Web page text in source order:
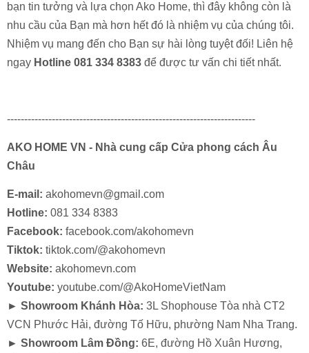
bạn tin tưởng và lựa chọn Ako Home, thì đây không còn là
nhu cầu của Bạn mà hơn hết đó là nhiệm vụ của chúng tôi.
Nhiệm vụ mang đến cho Bạn sự hài lòng tuyệt đối! Liên hệ
ngay Hotline 081 334 8383 để được tư vấn chi tiết nhất.
------------------------------------------------------------------------
AKO HOME VN - Nhà cung cấp Cửa phong cách Âu
Châu
E-mail: akohomevn@gmail.com
Hotline: 081 334 8383
Facebook: facebook.com/akohomevn
Tiktok: tiktok.com/@akohomevn
Website: akohomevn.com
Youtube: youtube.com/@AkoHomeVietNam
► Showroom Khánh Hòa: 3L Shophouse Tòa nhà CT2
VCN Phước Hải, đường Tố Hữu, phường Nam Nha Trang.
► Showroom Lâm Đồng: 6E, đường Hồ Xuân Hương,
CỬA ĐI MỞ QUAY 2 CÁNH HỞ NỀN HỆ 83 - NHÔM
MAXPRO.JP
CỬA ĐI MỞ QUAY 1 CÁNH HỞ NỀN HỆ 83 - NHÔM